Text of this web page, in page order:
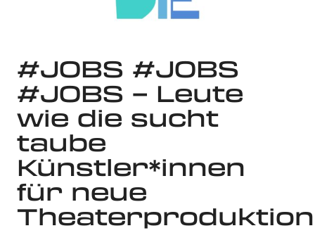
#JOBS #JOBS
#JOBS – Leute
wie die sucht
taube
Künstler*innen
für neue
Theaterproduktion